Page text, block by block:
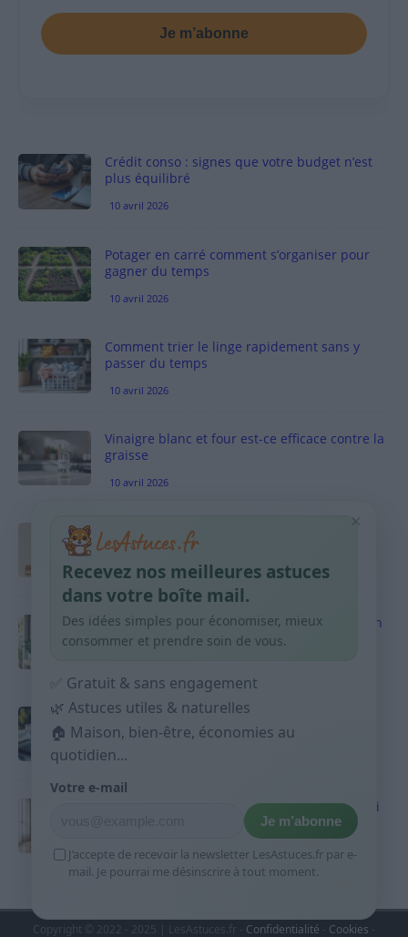
Je m’abonne
Crédit conso : signes que votre budget n’est
plus équilibré
10 avril 2026
Potager en carré comment s’organiser pour
gagner du temps
10 avril 2026
Comment trier le linge rapidement sans y
passer du temps
10 avril 2026
Vinaigre blanc et four est-ce efficace contre la
graisse
10 avril 2026
Taches pigmentaires : routine simple +
habitudes qui aident
9 avril 2026
Produits ménagers : comment économiser en
courses sans acheter 10 sprays
Budget mensuel : méthode rapide pour
répartir son salaire dès le jour de paie
9 avril 2026
Sport 10 minutes par jour est-ce utile et quoi
9 avril 2026
Copyright © 2022 - 2025 | LesAstuces.fr - Confidentialité Cookies -
×
Recevez nos meilleures astuces
dans votre boîte mail.
Des idées simples pour économiser, mieux
consommer et prendre soin de vous.
✅ Gratuit & sans engagement
🌿 Astuces utiles & naturelles
🏠 Maison, bien-être, économies au
quotidien...
Votre e-mail
Je m’abonne
J’accepte de recevoir la newsletter LesAstuces.fr par e-
mail. Je pourrai me désinscrire à tout moment.